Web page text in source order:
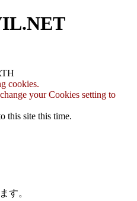
cookies.
your Cookies setting to
this site this time.
す。